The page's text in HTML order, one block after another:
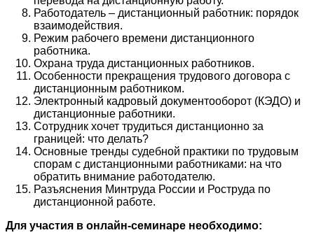
Работодатель – дистанционный работник: порядок
взаимодействия.
Режим рабочего времени дистанционного
работника.
Охрана труда дистанционных работников.
Особенности прекращения трудового договора с
дистанционным работником.
Электронный кадровый документооборот (КЭДО) и
дистанционные работники.
Сотрудник хочет трудиться дистанционно за
границей: что делать?
Основные тренды судебной практики по трудовым
спорам с дистанционными работниками: на что
обратить внимание работодателю.
Разъяснения Минтруда России и Роструда по
дистанционной работе.
Для участия в онлайн-семинаре необходимо: